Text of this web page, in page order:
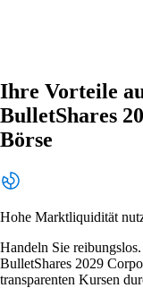
Ihre Vorteile
BulletShares
Börse
Hohe Marktliquidität
Handeln Sie
BulletShares 2029
transparenten Kursen